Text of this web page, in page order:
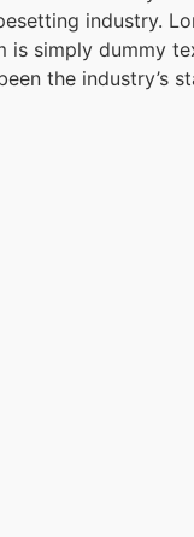
industry.
is simply dummy
the industry’s